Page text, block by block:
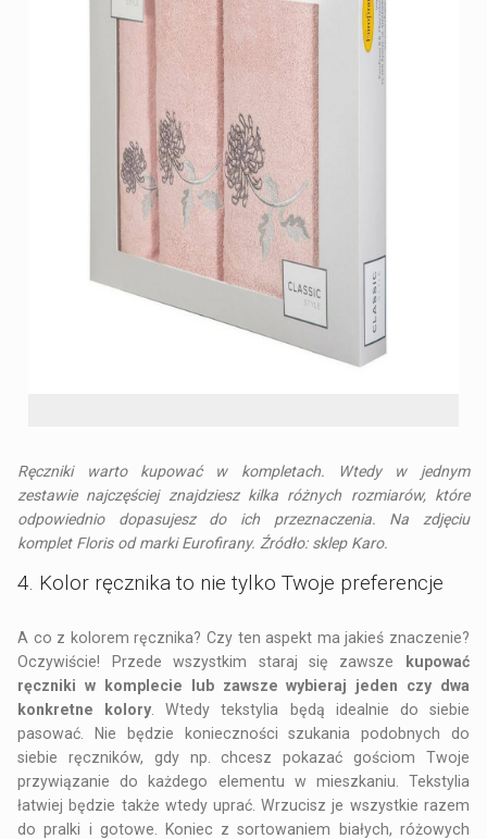
Ręczniki warto kupować w kompletach. Wtedy w jednym
zestawie najczęściej znajdziesz kilka różnych rozmiarów, które
odpowiednio dopasujesz do ich przeznaczenia. Na zdjęciu
komplet Floris od marki Eurofirany. Źródło: sklep Karo.
4. Kolor ręcznika to nie tylko Twoje preferencje
A co z kolorem ręcznika? Czy ten aspekt ma jakieś znaczenie?
Oczywiście! Przede wszystkim staraj się zawsze kupować
ręczniki w komplecie lub zawsze wybieraj jeden czy dwa
konkretne kolory . Wtedy tekstylia będą idealnie do siebie
pasować. Nie będzie konieczności szukania podobnych do
siebie ręczników, gdy np. chcesz pokazać gościom Twoje
przywiązanie do każdego elementu w mieszkaniu. Tekstylia
łatwiej będzie także wtedy uprać. Wrzucisz je wszystkie razem
do pralki i gotowe. Koniec z sortowaniem białych, różowych